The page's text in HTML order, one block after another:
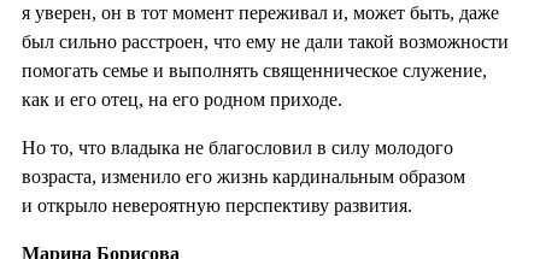
я уверен, он в тот момент переживал и, может быть, даже
был сильно расстроен, что ему не дали такой возможности
помогать семье и выполнять священническое служение,
как и его отец, на его родном приходе.
Но то, что владыка не благословил в силу молодого
возраста, изменило его жизнь кардинальным образом
и открыло невероятную перспективу развития.
Марина Борисова